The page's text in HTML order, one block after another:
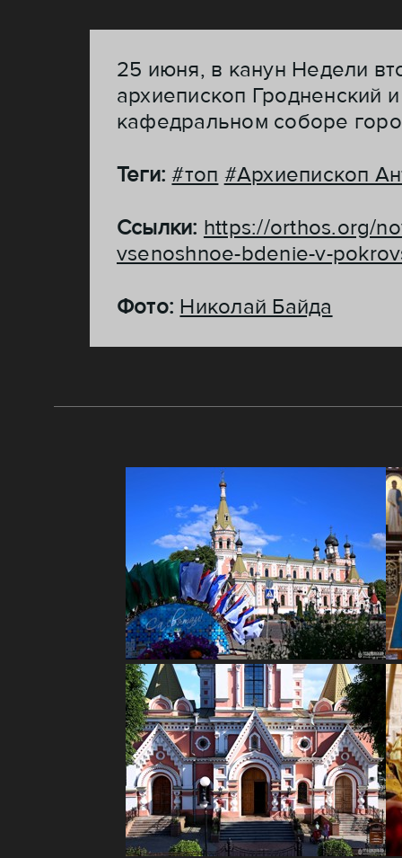
25 июня, в канун Недели
архиепископ
кафедральном соборе
Теги:#топ #Архиепископ
Ссылки: https://orthos.org/
vsenoshnoe-bdenie-v-
Фото: Николай Байда